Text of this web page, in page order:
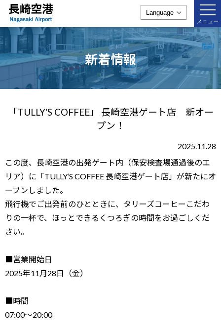
メニュー
新着情報
「TULLY'S COFFEE」 長崎空港ゲート店 新オー
プン！
2025.11.28
この度、長崎空港の出発ゲート内（保安検査場通過後のエ
リア）に「TULLY’S COFFEE 長崎空港ゲート店」が新たにオ
ープンしました。
飛行機でご出発前のひとときに、タリーズコーヒーこだわ
りの一杯で、ほっとできるくつろぎの時間をお過ごしくだ
さい。
■営業開始日
2025年11月28日（金）
■時間
07:00～20:00